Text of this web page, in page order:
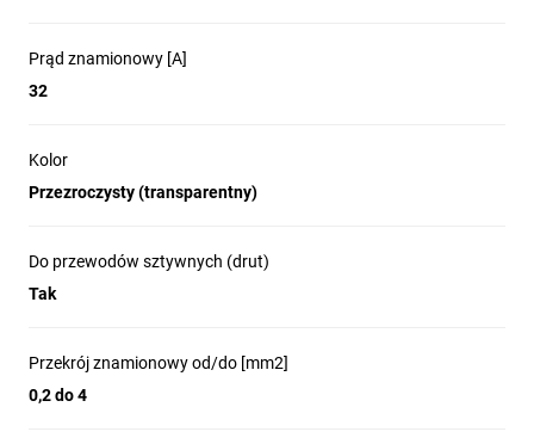
Szybkie łączenia przy remontach, modernizacjach i
Prąd znamionowy [A]
32
Kolor
Przezroczysty (transparentny)
Do przewodów sztywnych (drut)
Tak
Przekrój znamionowy od/do [mm2]
0,2 do 4